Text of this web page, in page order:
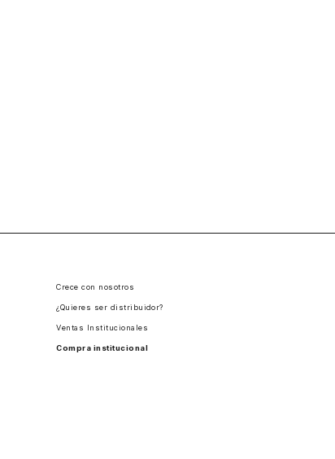
Crece con nosotros
¿Quieres ser distribuidor?
Ventas Institucionales
Compra institucional